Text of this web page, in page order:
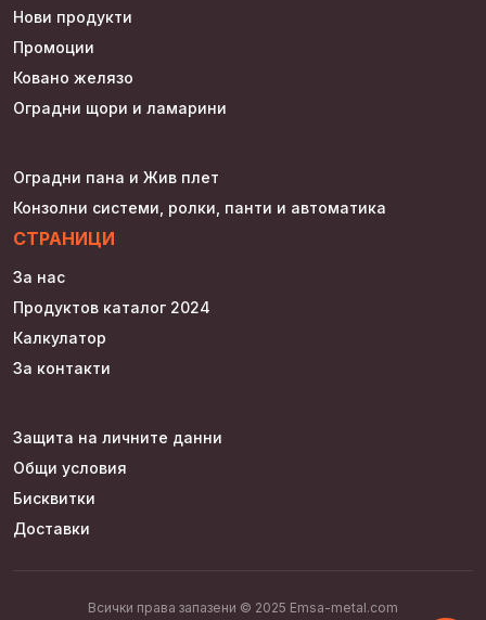
Нови продукти
Промоции
Ковано желязо
Оградни щори и ламарини
Оградни пана и Жив плет
Конзолни системи, ролки, панти и автоматика
СТРАНИЦИ
За нас
Продуктов каталог 2024
Калкулатор
За контакти
Защита на личните данни
Общи условия
Бисквитки
Доставки
Всички права запазени © 2025 Emsa-metal.com